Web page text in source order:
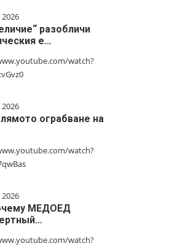
2026
разобличи
е…
watch?
2026
ограбване на
watch?
2026
МЕДОЕД
watch?